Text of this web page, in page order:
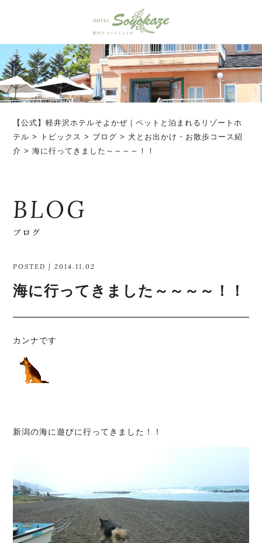
【公式】軽井沢ホテルそよかぜ｜ペットと泊まれるリゾートホ
テル > トピックス > ブログ >犬とお出かけ・お散歩コース紹
介 >海に行ってきました～～～～！！
BLOG
ブログ
POSTED | 2014.11.02
海に行ってきました～～～～！！
カンナです
新潟の海に遊びに行ってきました！！